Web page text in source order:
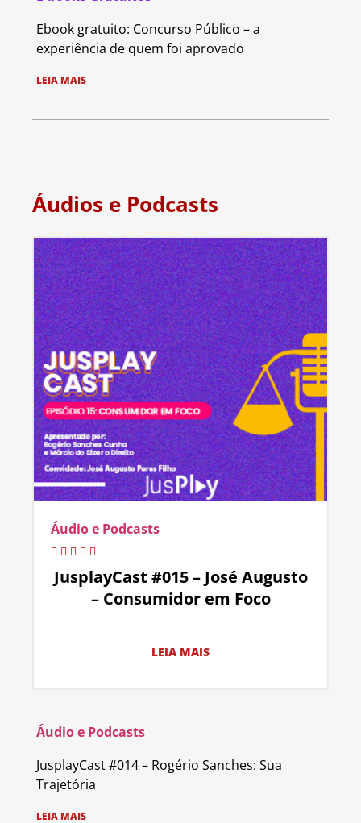
Ebook gratuito: Concurso Público – a
experiência de quem foi aprovado
LEIA MAIS
Áudios e Podcasts
Áudio e Podcasts
JusplayCast #015 – José Augusto
– Consumidor em Foco
LEIA MAIS
Áudio e Podcasts
JusplayCast #014 – Rogério Sanches: Sua
Trajetória
LEIA MAIS